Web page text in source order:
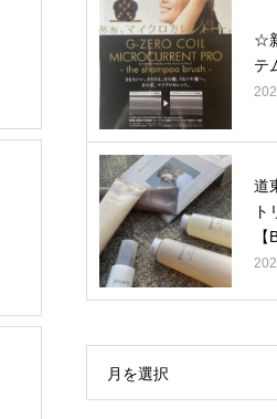
☆
テ
道
ト
月を選択